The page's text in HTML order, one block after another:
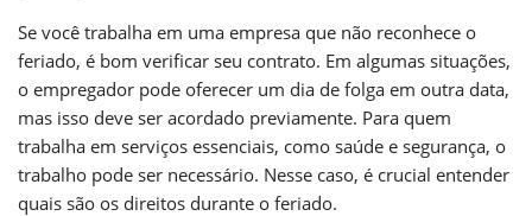
Se você trabalha em uma empresa que não reconhece o
feriado, é bom verificar seu contrato. Em algumas situações,
o empregador pode oferecer um dia de folga em outra data,
mas isso deve ser acordado previamente. Para quem
trabalha em serviços essenciais, como saúde e segurança, o
trabalho pode ser necessário. Nesse caso, é crucial entender
quais são os direitos durante o feriado.